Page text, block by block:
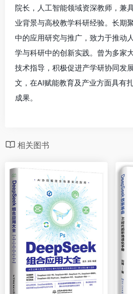
院长，人工智能领域资深教师，兼
业背景与高校教学科研经验。长期
中的应用研究与推广，致力于推动
学与科研中的创新实践。曾为多家
技术指导，积极促进产学研协同发
文，在AI赋能教育及产业方面具有
成果。
相关图书